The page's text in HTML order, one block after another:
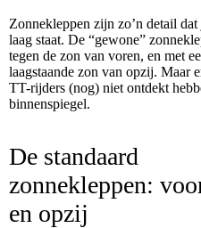
Zonnekleppen zijn zo’n detail
laag staat. De “gewone”
tegen de zon van voren, en met
laagstaande zon van opzij. Maar
TT-rijders (nog) niet ontdekt
binnenspiegel.
De standaard
zonnekleppen:
en opzij